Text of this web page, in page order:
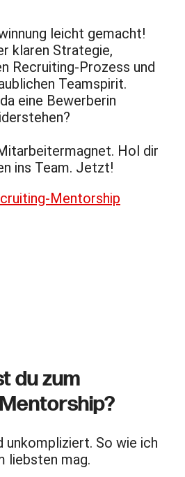
leicht gemacht!
klaren Strategie,
Recruiting-Prozess und
Teamspirit.
eine Bewerberin
Hol dir
ins Team. Jetzt!
Mentorship
du zum
unkompliziert. So wie ich
liebsten mag.